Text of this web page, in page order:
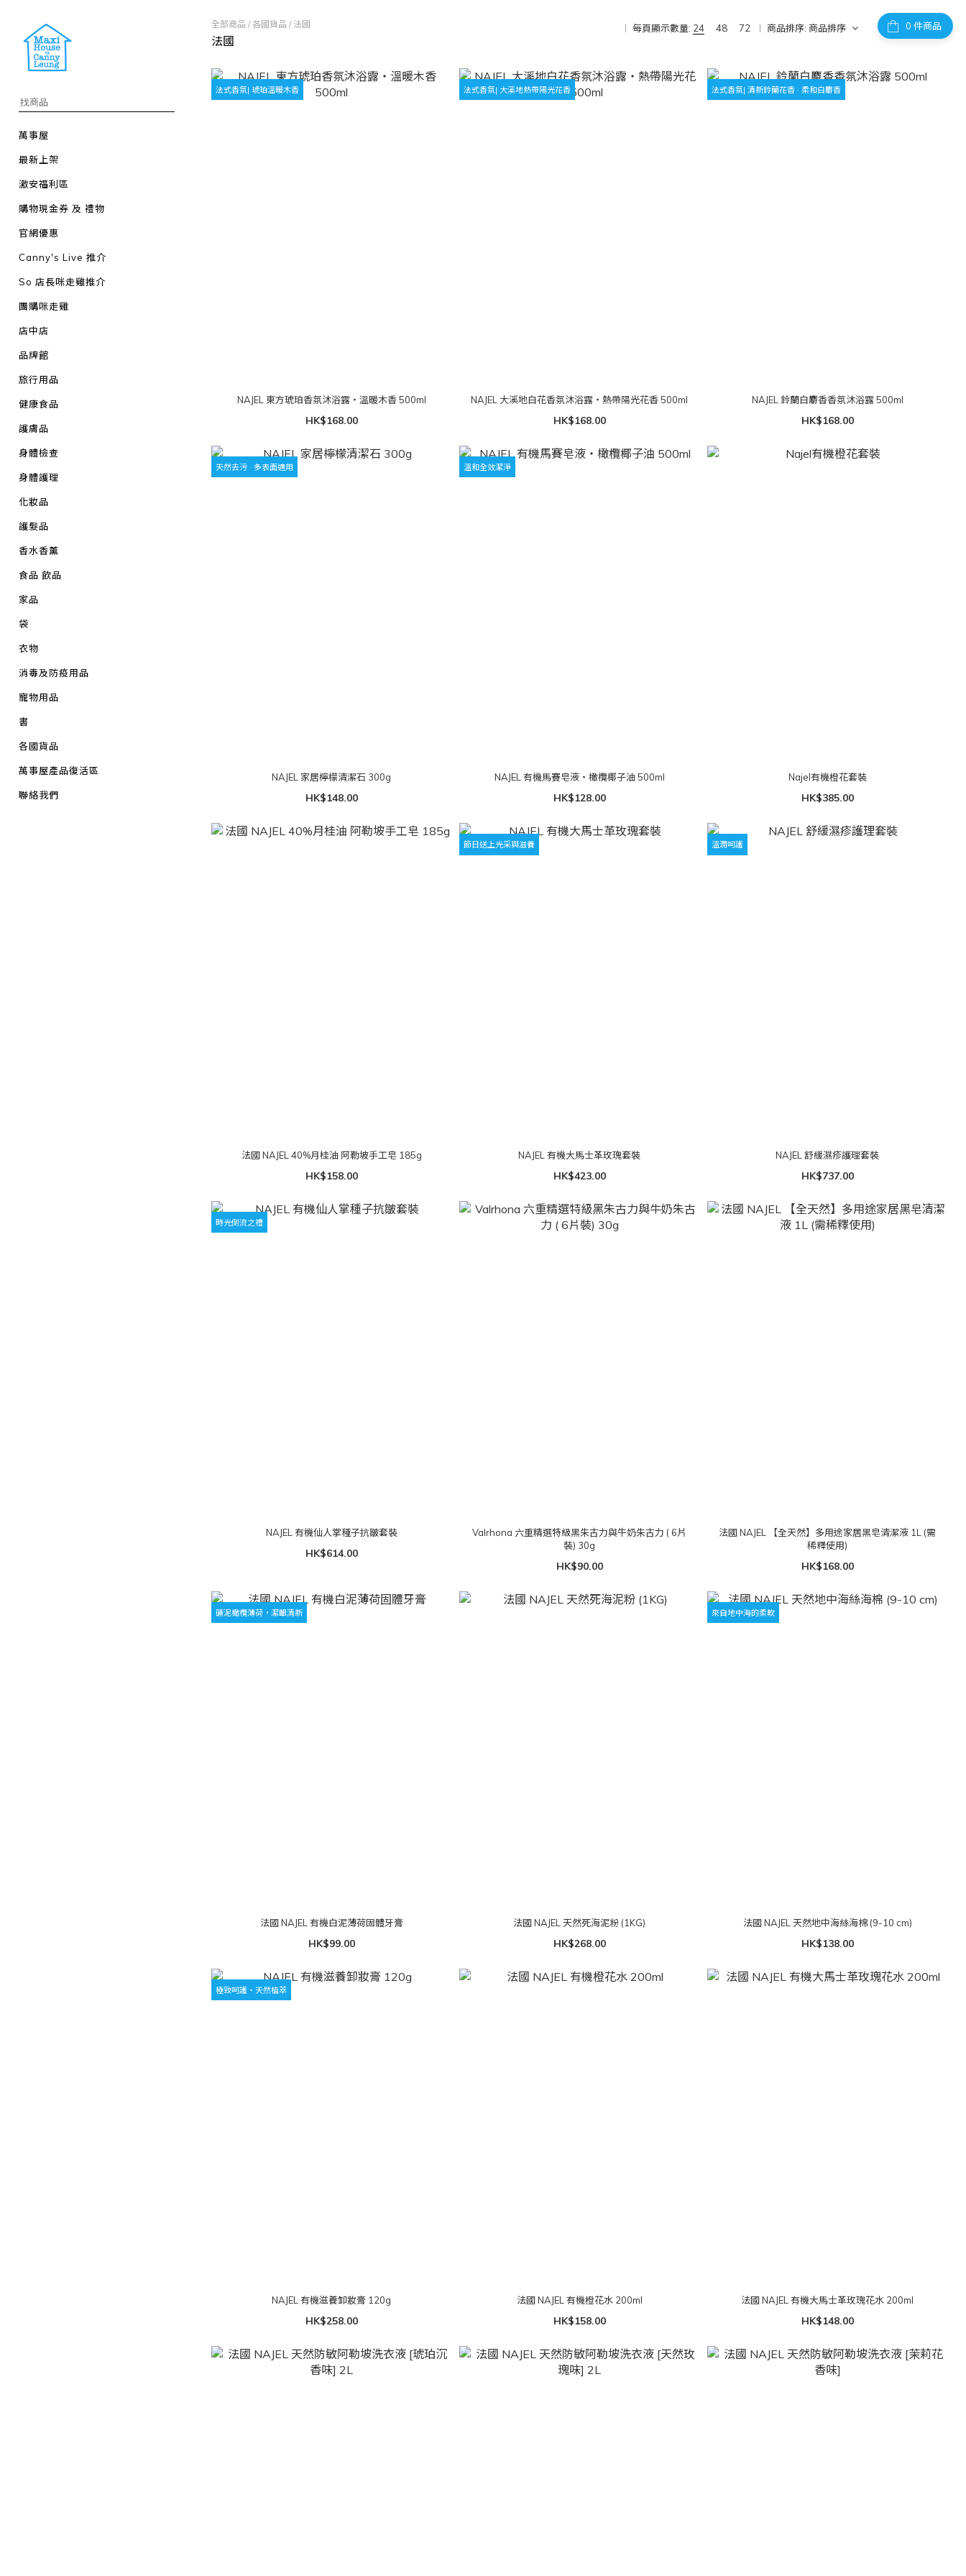
萬事屋
最新上架
激安福利區
購物現金券 及 禮物
官網優惠
Canny's Live 推介
So 店長咪走雞推介
團購咪走雞
店中店
品牌館
旅行用品
健康食品
護膚品
身體檢查
身體護理
化妝品
護髮品
香水香薰
食品 飲品
家品
袋
衣物
消毒及防疫用品
寵物用品
書
各國貨品
萬事屋產品復活區
聯絡我們
件商品
全部商品 / 各國貨品 / 法國
法國
每頁顯示數量: 24 48 72 商品排序: 商品排序
法式香氛| 琥珀溫暖木香
NAJEL 東方琥珀香氛沐浴露・溫暖木香 500ml
HK$168.00
法式香氛| 大溪地熱帶陽光花香
NAJEL 大溪地白花香氛沐浴露・熱帶陽光花香 500ml
HK$168.00
法式香氛| 清新鈴蘭花香 · 柔和白麝香
NAJEL 鈴蘭白麝香香氛沐浴露 500ml
HK$168.00
天然去污 · 多表面適用
NAJEL 家居檸檬清潔石 300g
HK$148.00
溫和全效潔淨
NAJEL 有機馬賽皂液・橄欖椰子油 500ml
HK$128.00
Najel有機橙花套裝
HK$385.00
法國 NAJEL 40%月桂油 阿勒坡手工皂 185g
HK$158.00
節日送上光采與滋養
NAJEL 有機大馬士革玫瑰套裝
HK$423.00
溫潤呵護
NAJEL 舒緩濕疹護理套裝
HK$737.00
時光倒流之禮
NAJEL 有機仙人掌種子抗皺套裝
HK$614.00
Valrhona 六重精選特級黑朱古力與牛奶朱古力 ( 6片
裝) 30g
HK$90.00
法國 NAJEL 【全天然】多用途家居黑皂清潔液 1L (需
稀釋使用)
HK$168.00
礦泥橄欖薄荷，潔齦清新
法國 NAJEL 有機白泥薄荷固體牙膏
HK$99.00
法國 NAJEL 天然死海泥粉 (1KG)
HK$268.00
來自地中海的柔軟
法國 NAJEL 天然地中海絲海棉 (9-10 cm)
HK$138.00
極致呵護・天然植萃
NAJEL 有機滋養卸妝膏 120g
HK$258.00
法國 NAJEL 有機橙花水 200ml
HK$158.00
法國 NAJEL 有機大馬士革玫瑰花水 200ml
HK$148.00